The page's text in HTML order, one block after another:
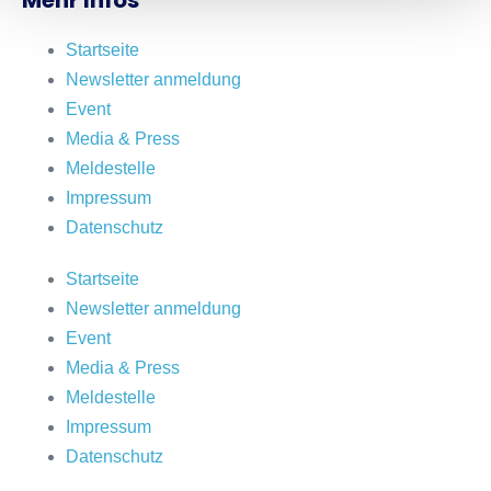
Startseite
Newsletter anmeldung
Event
Media & Press
Meldestelle
Impressum
Datenschutz
Startseite
Newsletter anmeldung
Event
Media & Press
Meldestelle
Impressum
Datenschutz